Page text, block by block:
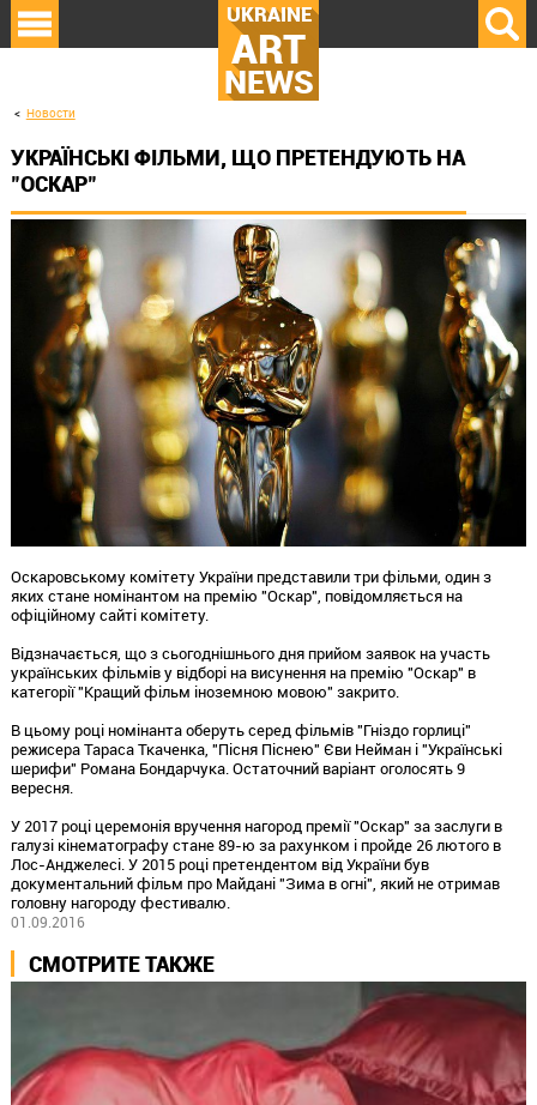
UKRAINE
ART
NEWS
Новости
УКРАЇНСЬКІ ФІЛЬМИ, ЩО ПРЕТЕНДУЮТЬ НА
"ОСКАР"
Оскаровському комітету України представили три фільми, один з
яких стане номінантом на премію "Оскар", повідомляється на
офіційному сайті комітету.
Відзначається, що з сьогоднішнього дня прийом заявок на участь
українських фільмів у відборі на висунення на премію "Оскар" в
категорії "Кращий фільм іноземною мовою" закрито.
В цьому році номінанта оберуть серед фільмів "Гніздо горлиці"
режисера Тараса Ткаченка, "Пісня Піснею" Єви Нейман і "Українські
шерифи" Романа Бондарчука. Остаточний варіант оголосять 9
вересня.
У 2017 році церемонія вручення нагород премії "Оскар" за заслуги в
галузі кінематографу стане 89-ю за рахунком і пройде 26 лютого в
Лос-Анджелесі. У 2015 році претендентом від України був
документальний фільм про Майдані "Зима в огні", який не отримав
головну нагороду фестивалю.
01.09.2016
СМОТРИТЕ ТАКЖЕ